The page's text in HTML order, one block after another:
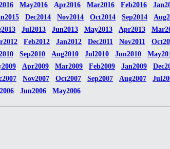
May2016 Apr2016 Mar2016 Feb2016
Dec2014 Nov2014 Oct2014 Sep2014
Jul2013 Jun2013 May2013 Apr2013
Feb2012 Jan2012 Dec2011 Nov2011
Sep2010 Aug2010 Jul2010 Jun2010
Apr2009 Mar2009 Feb2009 Jan2009
Nov2007 Oct2007 Sep2007 Aug2007
Jun2006 May2006